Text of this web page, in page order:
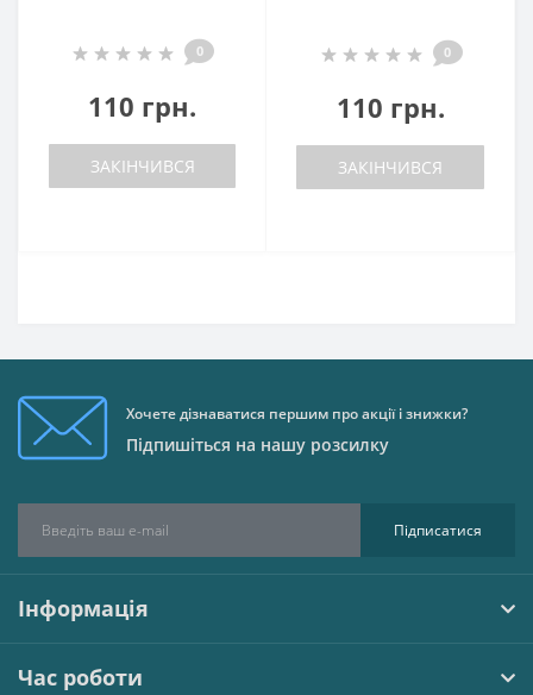
0
110 грн.
ЗАКІНЧИВСЯ
0
110 грн.
ЗАКІНЧИВСЯ
Хочете дізнаватися першим про акції і знижки?
Підпишіться на нашу розсилку
Підписатися
Інформація
Час роботи